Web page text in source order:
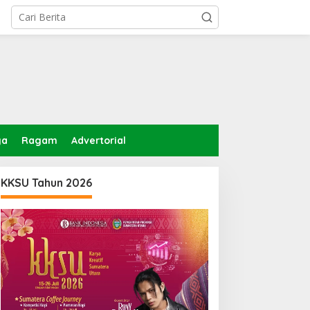
Ragam Advertorial
KKSU Tahun 2026